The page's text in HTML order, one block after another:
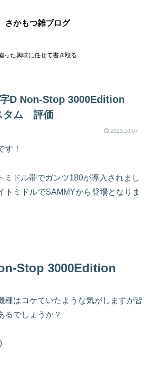
さかもつ雑ブログ
った興味に任せて書き殴る
字D Non-Stop 3000Edition
タム 評価
2023.10.07
す！
ミドル帯でガンツ180が導入されまし
トミドルでSAMMYから登場となりま
Stop 3000Edition
種はコケていたような気がしますが皆
るでしょうか？